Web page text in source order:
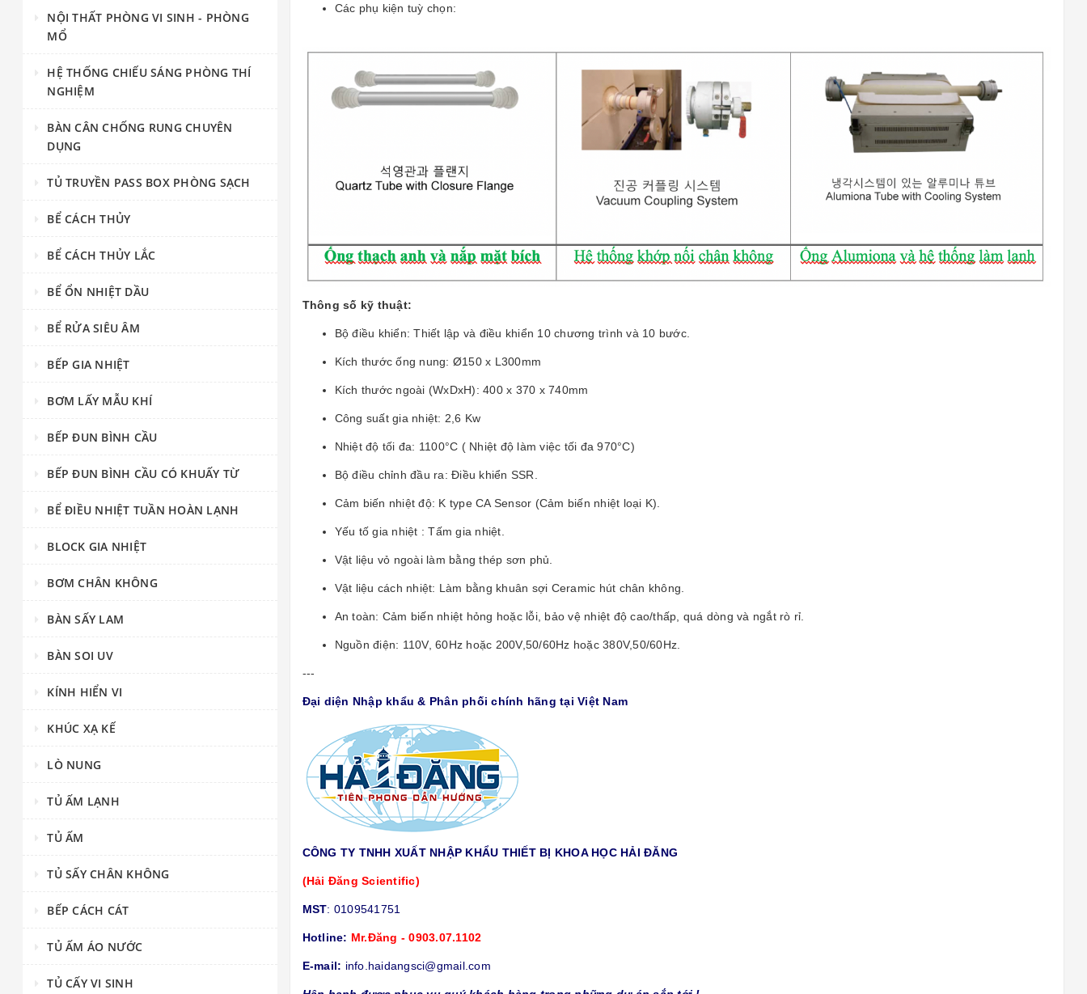
Các phụ kiện tuỳ chọn:
Thông số kỹ thuật:
Bộ điều khiển: Thiết lập và điều khiển 10 chương trình và 10 bước.
Kích thước ống nung: Ø150 x L300mm
Kích thước ngoài (WxDxH): 400 x 370 x 740mm
Công suất gia nhiệt: 2,6 Kw
Nhiệt độ tối đa: 1100°C ( Nhiệt độ làm việc tối đa 970°C)
Bộ điều chỉnh đầu ra: Điều khiển SSR.
Cảm biến nhiệt độ: K type CA Sensor (Cảm biến nhiệt loại K).
Yếu tố gia nhiệt : Tấm gia nhiệt.
Vật liệu vỏ ngoài làm bằng thép sơn phủ.
Vật liệu cách nhiệt: Làm bằng khuân sợi Ceramic hút chân không.
An toàn: Cảm biến nhiệt hỏng hoặc lỗi, bảo vệ nhiệt độ cao/thấp, quá dòng và ngắt rò rỉ.
Nguồn điện: 110V, 60Hz hoặc 200V,50/60Hz hoặc 380V,50/60Hz.
---
Đại diện Nhập khẩu & Phân phối chính hãng tại Việt Nam
CÔNG TY TNHH XUẤT NHẬP KHẨU THIẾT BỊ KHOA HỌC HẢI ĐĂNG
(Hải Đăng Scientific)
MST: 0109541751
Hotline: Mr.Đăng - 0903.07.1102
E-mail: info.haidangsci@gmail.com
NỘI THẤT PHÒNG VI SINH - PHÒNG
MỔ
HỆ THỐNG CHIẾU SÁNG PHÒNG THÍ
NGHIỆM
BÀN CÂN CHỐNG RUNG CHUYÊN
DỤNG
TỦ TRUYỀN PASS BOX PHÒNG SẠCH
BỂ CÁCH THỦY
BỂ CÁCH THỦY LẮC
BỂ ỔN NHIỆT DẦU
BỂ RỬA SIÊU ÂM
BẾP GIA NHIỆT
BƠM LẤY MẪU KHÍ
BẾP ĐUN BÌNH CẦU
BẾP ĐUN BÌNH CẦU CÓ KHUẤY TỪ
BỂ ĐIỀU NHIỆT TUẦN HOÀN LẠNH
BLOCK GIA NHIỆT
BƠM CHÂN KHÔNG
BÀN SẤY LAM
BÀN SOI UV
KÍNH HIỂN VI
KHÚC XẠ KẾ
LÒ NUNG
TỦ ẤM LẠNH
TỦ ẤM
TỦ SẤY CHÂN KHÔNG
BẾP CÁCH CÁT
TỦ ẤM ÁO NƯỚC
TỦ CẤY VI SINH